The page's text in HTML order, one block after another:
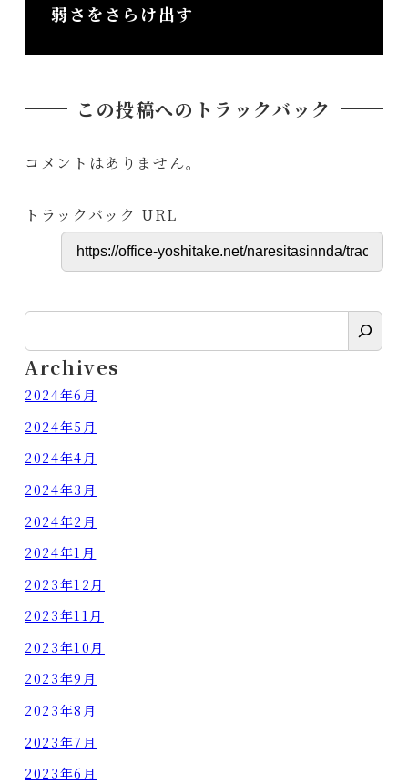
弱さをさらけ出す
この投稿へのトラックバック
コメントはありません。
トラックバック URL
索
Archives
2024年6月
2024年5月
2024年4月
2024年3月
2024年2月
2024年1月
2023年12月
2023年11月
2023年10月
2023年9月
2023年8月
2023年7月
2023年6月